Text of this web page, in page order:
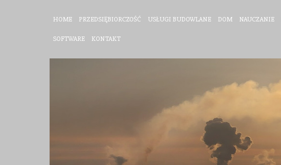
HOME PRZEDSIĘBIORCZOŚĆ USŁUGI BUDOWLANE DOM NAUCZANIE
SOFTWARE KONTAKT